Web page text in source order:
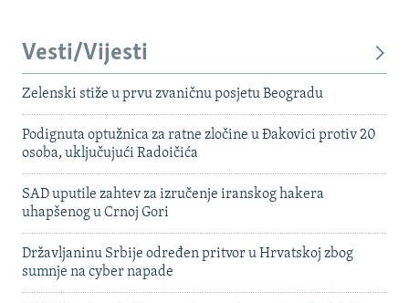
Vesti/Vijesti
Zelenski stiže u prvu zvaničnu posjetu Beogradu
Podignuta optužnica za ratne zločine u Đakovici protiv 20
osoba, uključujući Radoičića
SAD uputile zahtev za izručenje iranskog hakera
uhapšenog u Crnoj Gori
Državljaninu Srbije određen pritvor u Hrvatskoj zbog
sumnje na cyber napade